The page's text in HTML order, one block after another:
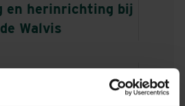
en herinrichting bij
de Walvis
over het